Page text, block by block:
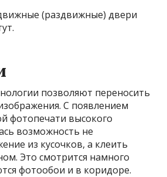
(раздвижные) двери
позволяют переносить
С появлением
фотопечати высокого
возможность не
из кусочков, а клеить
Это смотрится намного
фотообои и в коридоре.